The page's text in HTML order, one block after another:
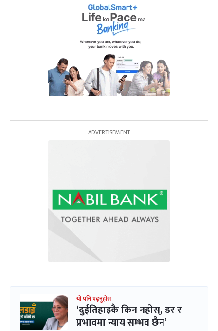
यो पनि पढ्नुहोस
‘दुईतिहाइकै किन नहोस्, डर र
प्रभावमा न्याय सम्भव छैन’